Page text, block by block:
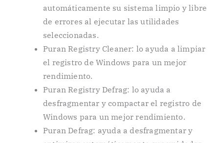
automáticamente su sistema limpio y libre
de errores al ejecutar las utilidades
seleccionadas.
Puran Registry Cleaner: lo ayuda a limpiar
el registro de Windows para un mejor
rendimiento.
Puran Registry Defrag: lo ayuda a
desfragmentar y compactar el registro de
Windows para un mejor rendimiento.
Puran Defrag: ayuda a desfragmentar y